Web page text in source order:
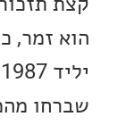
כותב
יליד 1987,